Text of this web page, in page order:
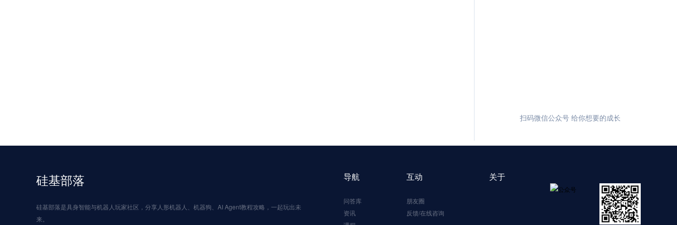
扫码微信公众号 给你想要的成长
硅基部落
硅基部落是具身智能与机器人玩家社区，分享人形机器人、机器狗、AI Agent教程攻略，一起玩出未
来。
导航
问答库
资讯
互动
朋友圈
反馈/在线咨询
关于